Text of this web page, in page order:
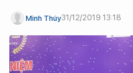
Minh Thúy31/12/2019 13:18